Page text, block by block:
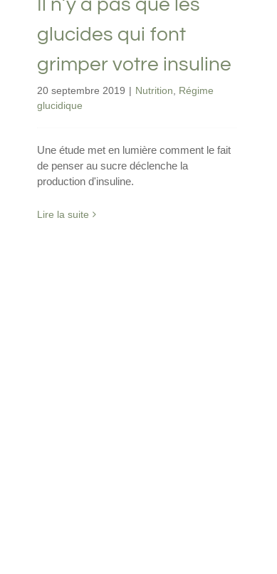
Il n’y a pas que les
glucides qui font
grimper votre insuline
20 septembre 2019 | Nutrition
Régime
glucidique
Une étude met en lumière comment le fait
de penser au sucre déclenche la
production d'insuline.
Lire la suite